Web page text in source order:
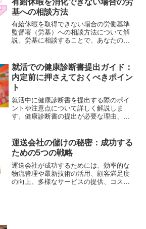
基への相談方法
有給休暇を取得できない場合の労働基準
監督署（労基）への相談方法について解
説。労基に相談することで、あなたの権
就活での健康診断書提出ガイド：
内定前に押さえておくべきポイン
ト
就活中に健康診断書を提出する際のポイ
ントや注意点について詳しく解説しま
す。健康診断書の提出が必要な理由、提
に説明します。
運送会社の儲けの秘密：成功する
ための5つの戦略
運送会社が成功するためには、効率的な
物流管理や最新技術の活用、顧客満足度
の向上、多様なサービスの提供、コスト